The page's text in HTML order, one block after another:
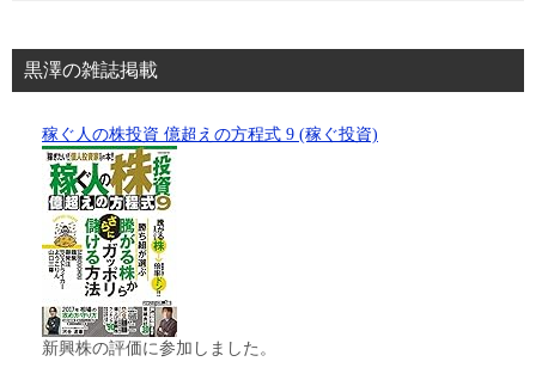
黒澤の雑誌掲載
稼ぐ人の株投資 億超えの方程式 9 (稼ぐ投資)
新興株の評価に参加しました。